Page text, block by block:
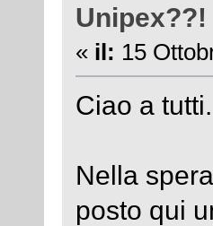
Unipex??!
« il: 15
Ciao a tutti.
Nella
posto qui